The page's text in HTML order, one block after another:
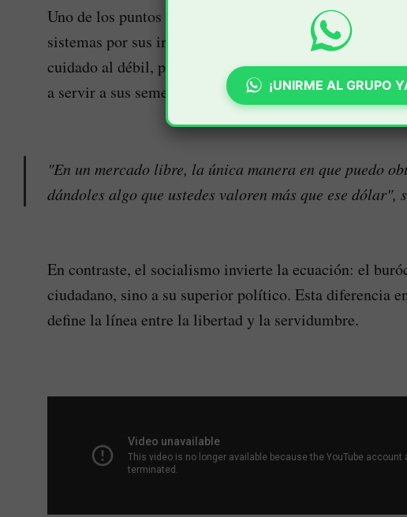
Uno de los puntos más agudos del análisis de
sistemas por sus intenciones. El socialismo seduce con
cuidado al débil, pero el capitalismo es el único
a servir a sus semejantes para prosperar.
"En un mercado libre, la única manera en que puedo
dándoles algo que ustedes valoren más que ese dólar",
En contraste, el socialismo invierte la ecuación: el
ciudadano, sino a su superior político. Esta diferencia
define la línea entre la libertad y la servidumbre.
¡UNIRME AL GRUPO